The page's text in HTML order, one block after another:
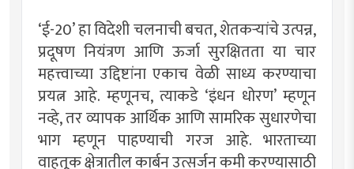
‌‘ई-20‌’ हा विदेशी चलनाची बचत, शेतकऱ्यांचे उत्पन्न,
प्रदूषण नियंत्रण आणि ऊर्जा सुरक्षितता या चार
महत्त्वाच्या उद्दिष्टांना एकाच वेळी साध्य करण्याचा
प्रयत्न आहे. म्हणूनच, त्याकडे ‌‘इंधन धोरण‌’ म्हणून
नव्हे, तर व्यापक आर्थिक आणि सामरिक सुधारणेचा
भाग म्हणून पाहण्याची गरज आहे. भारताच्या
वाहतूक क्षेत्रातील कार्बन उत्सर्जन कमी करण्यासाठी